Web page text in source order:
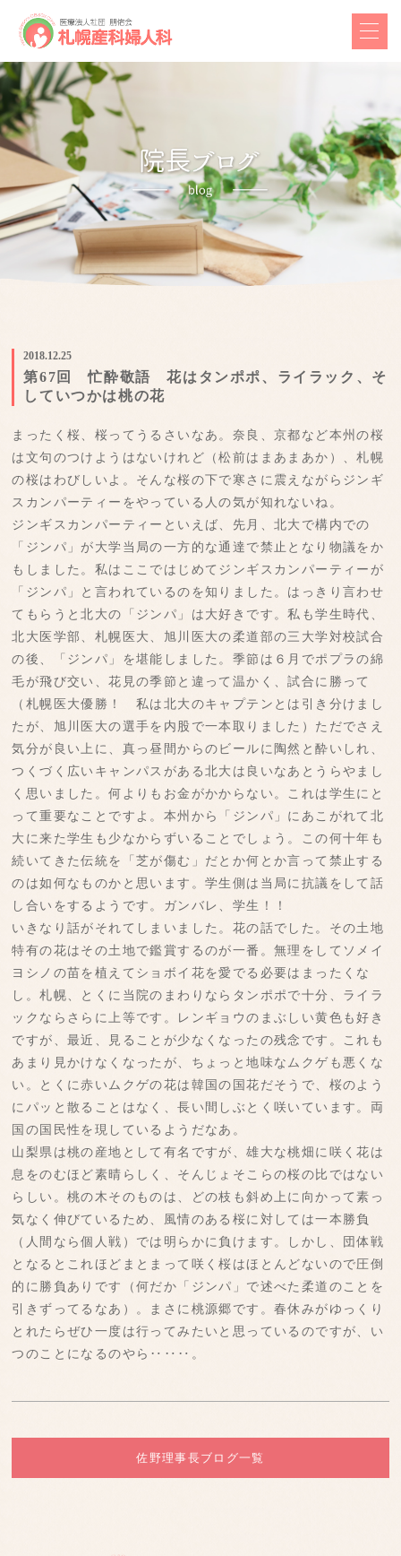
2018.12.25
第67回 忙酔敬語 花はタンポポ、ライラック、そ
していつかは桃の花
まったく桜、桜ってうるさいなあ。奈良、京都など本州の桜
は文句のつけようはないけれど（松前はまあまあか）、札幌
の桜はわびしいよ。そんな桜の下で寒さに震えながらジンギ
スカンパーティーをやっている人の気が知れないね。
ジンギスカンパーティーといえば、先月、北大で構内での
「ジンパ」が大学当局の一方的な通達で禁止となり物議をか
もしました。私はここではじめてジンギスカンパーティーが
「ジンパ」と言われているのを知りました。はっきり言わせ
てもらうと北大の「ジンパ」は大好きです。私も学生時代、
北大医学部、札幌医大、旭川医大の柔道部の三大学対校試合
の後、「ジンパ」を堪能しました。季節は６月でポプラの綿
毛が飛び交い、花見の季節と違って温かく、試合に勝って
（札幌医大優勝！ 私は北大のキャプテンとは引き分けまし
たが、旭川医大の選手を内股で一本取りました）ただでさえ
気分が良い上に、真っ昼間からのビールに陶然と酔いしれ、
つくづく広いキャンパスがある北大は良いなあとうらやまし
く思いました。何よりもお金がかからない。これは学生にと
って重要なことですよ。本州から「ジンパ」にあこがれて北
大に来た学生も少なからずいることでしょう。この何十年も
続いてきた伝統を「芝が傷む」だとか何とか言って禁止する
のは如何なものかと思います。学生側は当局に抗議をして話
し合いをするようです。ガンバレ、学生！！
いきなり話がそれてしまいました。花の話でした。その土地
特有の花はその土地で鑑賞するのが一番。無理をしてソメイ
ヨシノの苗を植えてショボイ花を愛でる必要はまったくな
し。札幌、とくに当院のまわりならタンポポで十分、ライラ
ックならさらに上等です。レンギョウのまぶしい黄色も好き
ですが、最近、見ることが少なくなったの残念です。これも
あまり見かけなくなったが、ちょっと地味なムクゲも悪くな
い。とくに赤いムクゲの花は韓国の国花だそうで、桜のよう
にパッと散ることはなく、長い間しぶとく咲いています。両
国の国民性を現しているようだなあ。
山梨県は桃の産地として有名ですが、雄大な桃畑に咲く花は
息をのむほど素晴らしく、そんじょそこらの桜の比ではない
らしい。桃の木そのものは、どの枝も斜め上に向かって素っ
気なく伸びているため、風情のある桜に対しては一本勝負
（人間なら個人戦）では明らかに負けます。しかし、団体戦
となるとこれほどまとまって咲く桜はほとんどないので圧倒
的に勝負ありです（何だか「ジンパ」で述べた柔道のことを
引きずってるなあ）。まさに桃源郷です。春休みがゆっくり
とれたらぜひ一度は行ってみたいと思っているのですが、い
つのことになるのやら‥‥‥。
佐野理事長ブログ一覧